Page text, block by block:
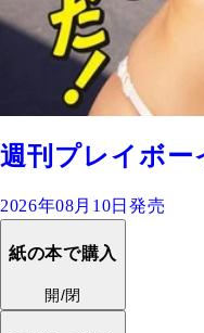
週刊プレイボー
2026年08月10日発売
紙の本で購入
開/閉